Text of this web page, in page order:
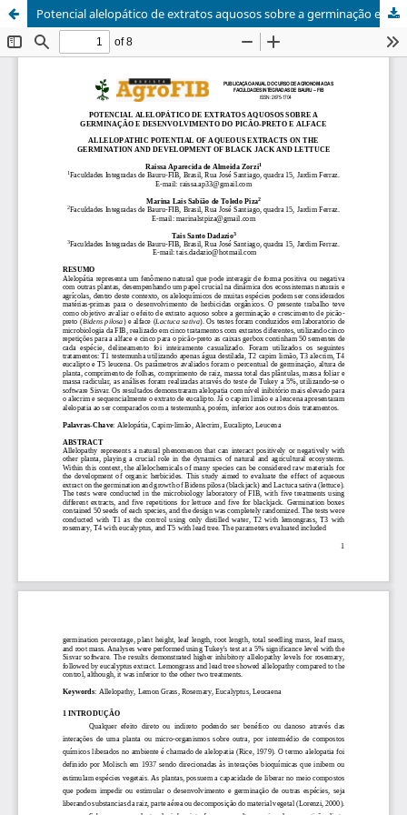
Potencial alelopático de extratos aquosos sobre a germinação e desenvolvimento do picão-preto e alface